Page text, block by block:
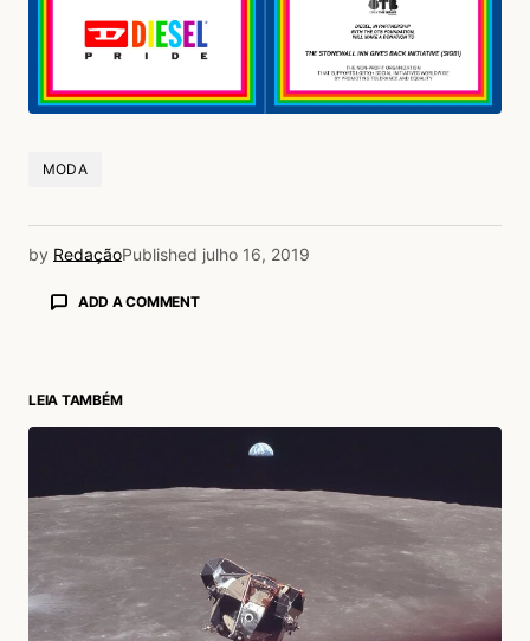
MODA
by RedaçãoPublished julho 16, 2019
ADD A COMMENT
LEIA TAMBÉM